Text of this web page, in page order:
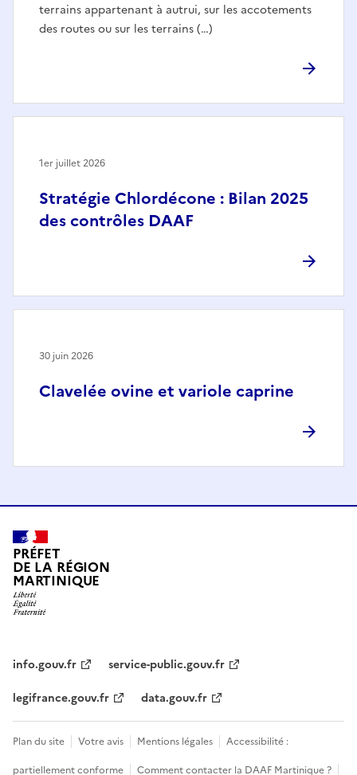
terrains appartenant à autrui, sur les accotements
des routes ou sur les terrains (…)
Stratégie Chlordécone : Bilan 2025
des contrôles DAAF
1er juillet 2026
Clavelée ovine et variole caprine
30 juin 2026
PRÉFET
DE LA RÉGION
MARTINIQUE
info.gouv.fr
service-public.gouv.fr
legifrance.gouv.fr
data.gouv.fr
Plan du site Votre avis Mentions légales
Accessibilité :
partiellement conforme
Comment contacter la DAAF Martinique ?